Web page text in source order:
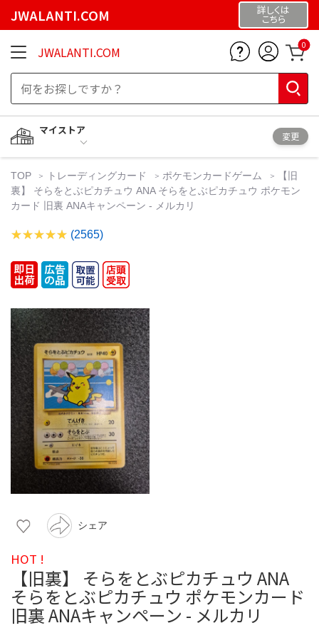
JWALANTI.COM 詳しくは
こちら
JWALANTI.COM 0
マイストア
変更
TOP トレーディングカード ポケモンカードゲーム
【旧
裏】 そらをとぶピカチュウ ANA そらをとぶピカチュウ ポケモン
カード 旧裏 ANAキャンペーン - メルカリ
(2565)
シェア
HOT !
【旧裏】 そらをとぶピカチュウ ANA
そらをとぶピカチュウ ポケモンカード
旧裏 ANAキャンペーン - メルカリ